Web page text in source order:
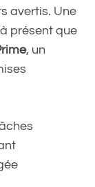
avertis. Une
présent que
, un